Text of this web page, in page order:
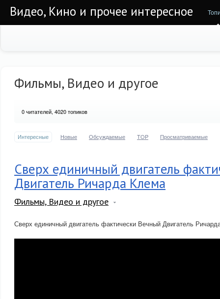
Видео, Кино и прочее интересное
Фильмы, Видео и другое
0читателей, 4020 топиков
Интересные Новые Обсуждаемые TOP Просматриваемые
Сверх единичный двигатель
Двигатель Ричарда Клема
Фильмы, Видео и другое
Сверх единичный двигатель фактически Вечный Двигатель